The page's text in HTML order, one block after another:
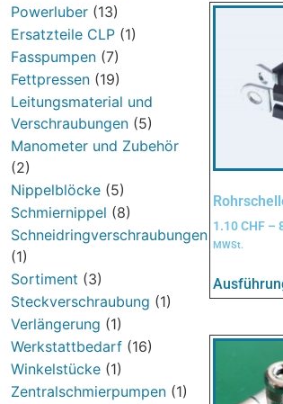
Powerluber (13)
Ersatzteile CLP (1)
Fasspumpen (7)
Fettpressen (19)
Leitungsmaterial und
Verschraubungen (5)
Manometer und Zubehör
(2)
Nippelblöcke (5)
Schmiernippel (8)
Schneidringverschraubungen
(1)
Sortiment (3)
Steckverschraubung (1)
Verlängerung (1)
Werkstattbedarf (16)
Winkelstücke (1)
Zentralschmierpumpen (1)
1.10CHF –
MWSt.